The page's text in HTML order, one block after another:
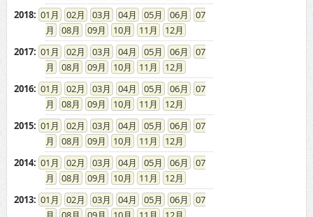
2018: 01 02 03 04 05 06
07
08
09 10 11
12
2017: 01 02 03 04 05 06
07
08
09 10 11
12
2016: 01 02 03 04 05 06
07
08
09 10 11
12
2015: 01 02 03 04 05 06
07
08
09 10 11
12
2014: 01 02 03 04 05 06
07
08
09 10 11
12
2013: 01 02 03 04 05 06
07
08
09 10 11
12